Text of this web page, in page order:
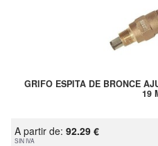
GRIFO ESPITA DE BRONCE
19
A partir de: 92.29 €
SIN IVA